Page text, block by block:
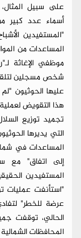
على سبيل
أسماء عدد كبير
"المستفيدين
المساعدات من
موظفي الإغاثة
شخص مسجلين
عليها الحوثيون
هذا التقويض
التي يديرها
إلى اتفاق" مع
المستفيدين
"استأنفت عمليات
عرضة للخطر"
الحالي، توقفت
المحافظات